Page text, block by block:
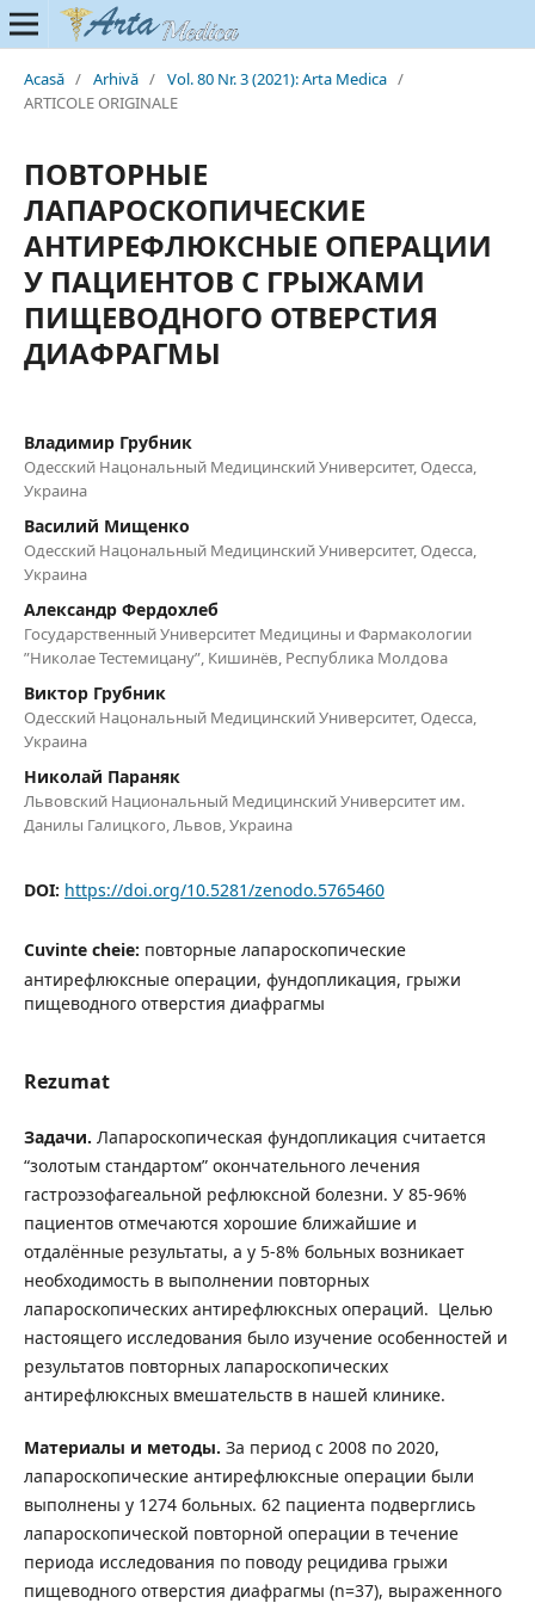
Acasă / Arhivă / Vol. 80 Nr. 3 (2021): Arta Medica /
ARTICOLE ORIGINALE
ПОВТОРНЫЕ
ЛАПАРОСКОПИЧЕСКИЕ
АНТИРЕФЛЮКСНЫЕ ОПЕРАЦИИ
У ПАЦИЕНТОВ С ГРЫЖАМИ
ПИЩЕВОДНОГО ОТВЕРСТИЯ
ДИАФРАГМЫ
Владимир Грубник
Одесский Нацональный Медицинский Университет, Одесса,
Украина
Василий Мищенко
Одесский Нацональный Медицинский Университет, Одесса,
Украина
Александр Фердохлеб
Государственный Университет Медицины и Фармакологии
”Николаe Тестемицану”, Кишинёв, Республика Молдова
Виктор Грубник
Одесский Нацональный Медицинский Университет, Одесса,
Украина
Николай Параняк
Львовский Национальный Медицинский Университет им.
Данилы Галицкого, Львов, Украина
DOI: https://doi.org/10.5281/zenodo.5765460
Cuvinte cheie: повторные лапароскопические
антирефлюксные операции, фундопликация, грыжи
пищеводного отверстия диафрагмы
Rezumat
Задачи. Лапароскопическая фундопликация считается
“золотым стандартом” окончательного лечения
гастроэзофагеальной рефлюксной болезни. У 85-96%
пациентов отмечаются хорошие ближайшие и
отдалённые результаты, а у 5-8% больных возникает
необходимость в выполнении повторных
лапароскопических антирефлюксных операций. Целью
настоящего исследования было изучение особенностей и
результатов повторных лапароскопических
антирефлюксных вмешательств в нашей клинике.
Материалы и методы. За период с 2008 по 2020,
лапароскопические антирефлюксные операции были
выполнены у 1274 больных. 62 пациента подверглись
лапароскопической повторной операции в течение
периода исследования по поводу рецидива грыжи
пищеводного отверстия диафрагмы (n=37), выраженного